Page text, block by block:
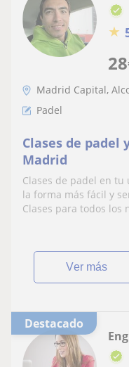
28
★
Madrid Capital,
Padel
Clases de
Madrid
Clases de padel en
la forma más fácil y
Clases para todos los
ver más
Destacado